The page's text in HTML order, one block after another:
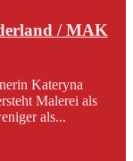
/ MAK
Kateryna
Malerei als
als...